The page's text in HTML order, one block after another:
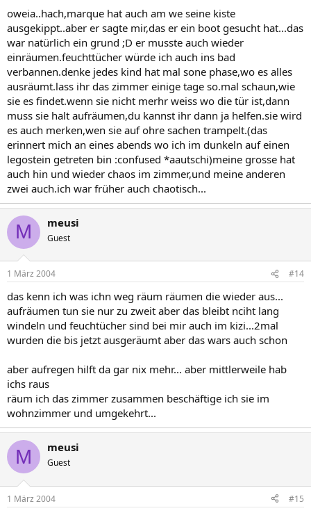
oweia..hach,marque hat auch am we seine kiste
ausgekippt..aber er sagte mir,das er ein boot gesucht hat...das
war natürlich ein grund ;D er musste auch wieder
einräumen.feuchttücher würde ich auch ins bad
verbannen.denke jedes kind hat mal sone phase,wo es alles
ausräumt.lass ihr das zimmer einige tage so.mal schaun,wie
sie es findet.wenn sie nicht merhr weiss wo die tür ist,dann
muss sie halt aufräumen,du kannst ihr dann ja helfen.sie wird
es auch merken,wen sie auf ohre sachen trampelt.(das
erinnert mich an eines abends wo ich im dunkeln auf einen
legostein getreten bin :confused *aautschi)meine grosse hat
auch hin und wieder chaos im zimmer,und meine anderen
zwei auch.ich war früher auch chaotisch...
M meusi
Guest
1 März 2004 #14
das kenn ich was ichn weg räum räumen die wieder aus...
aufräumen tun sie nur zu zweit aber das bleibt nciht lang
windeln und feuchtücher sind bei mir auch im kizi...2mal
wurden die bis jetzt ausgeräumt aber das wars auch schon
aber aufregen hilft da gar nix mehr... aber mittlerweile hab
ichs raus
räum ich das zimmer zusammen beschäftige ich sie im
wohnzimmer und umgekehrt...
M meusi
Guest
1 März 2004 #15